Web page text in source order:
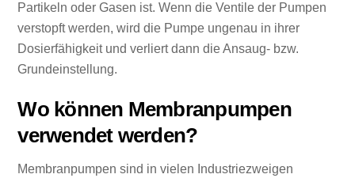
Partikeln oder Gasen ist. Wenn die Ventile der Pumpen
verstopft werden, wird die Pumpe ungenau in ihrer
Dosierfähigkeit und verliert dann die Ansaug- bzw.
Grundeinstellung.
Wo können Membranpumpen
verwendet werden?
Membranpumpen sind in vielen Industriezweigen